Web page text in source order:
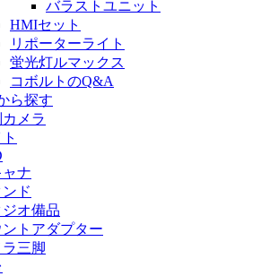
バラストユニット
HMIセット
リポーターライト
蛍光灯ルマックス
コボルトのQ&A
ら探す
メラ
ャナ
ド
ジオ備品
ントアダプター
ラ三脚